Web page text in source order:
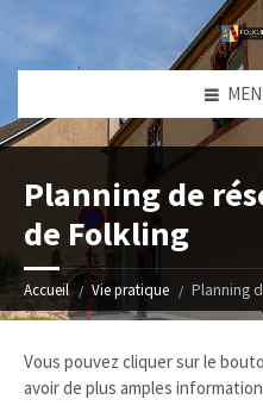
Planning de
de Folkling
Accueil Vie pratique Planning
Vous pouvez cliquer sur le
avoir de plus amples